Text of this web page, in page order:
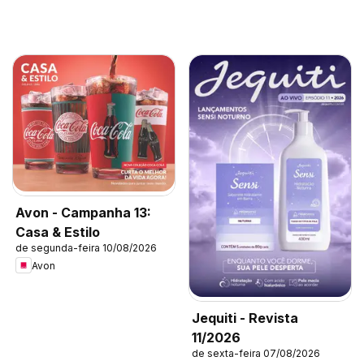
Avon - Campanha 13:
Casa & Estilo
de segunda-feira 10/08/2026
Avon
Jequiti - Revista
11/2026
de sexta-feira 07/08/2026